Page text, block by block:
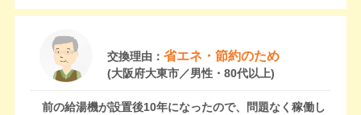
交換理由： 省エネ・節約のため
(大阪府大東市／男性・80代以上)
前の給湯機が設置後10年になったので、問題なく稼働し